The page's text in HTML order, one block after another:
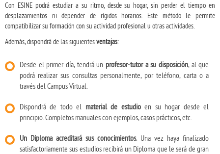
Con ESINE podrá estudiar a su ritmo, desde su hogar, sin perder el tiempo en
desplazamientos ni depender de rígidos horarios. Este método le permite
compatibilizar su formación con su actividad profesional u otras actividades.
Además, dispondrá de las siguientesventajas:
Desde el primer día, tendrá un profesor-tutor a su disposición, al que
podrá realizar sus consultas personalmente, por teléfono, carta o a
través del Campus Virtual.
Dispondrá de todo el material de estudioen su hogar desde el
principio. Completos manuales con ejemplos, casos prácticos, etc.
Un Diploma acreditará sus conocimientos. Una vez haya finalizado
satisfactoriamente sus estudios recibirá un Diploma que le será de gran